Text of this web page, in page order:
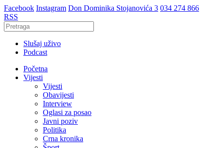
Facebook Instagram Don Dominika Stojanovića 3 034 274 866
RSS
Slušaj uživo
Podcast
Početna
Vijesti
Vijesti
Obavijesti
Interview
Oglasi za posao
Javni poziv
Politika
Crna kronika